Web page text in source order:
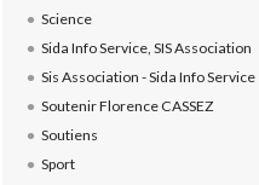
Science
Sida Info Service, SIS Association
Sis Association - Sida Info Service
Soutenir Florence CASSEZ
Soutiens
Sport